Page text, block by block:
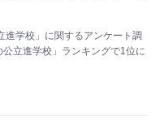
学校」に関するアンケート調
立進学校」ランキングで1位に